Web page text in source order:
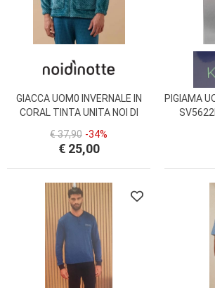
GIACCA UOM0 INVERNALE IN
CORAL TINTA UNITA NOI DI
€ 37,90 -34%
€ 25,00
PIGIAMA